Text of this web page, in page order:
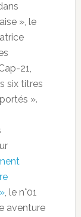
», le
21,
six titres
».
, le n°01
aventure